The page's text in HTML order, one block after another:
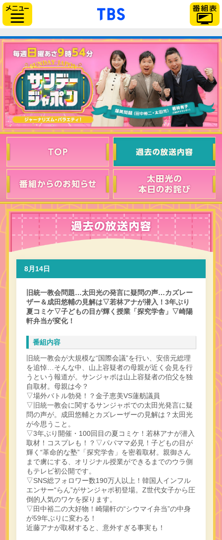
「TBSテレビ」トップ
8月14日
旧統一教会問題…太田光の発言に疑問の声…カズレー
ザー＆成田悠輔の見解は▽若林アナが潜入！3年ぶり
夏コミケ▽子どもの目が輝く授業「探究学舎」▽崎陽
軒弁当が変化！
番組内容
旧統一教会が大規模な“国際会議”を行い、安倍元総理
を追悼…そんな中、山上容疑者の母親が近く会見を行
うという報道が。サンジャポは山上容疑者の伯父を独
自取材。母親は今？
▽場外バトル勃発！？金子恵美VS蓮舫議員
▽旧統一教会に関するサンジャポでの太田光発言に疑
問の声が。成田悠輔とカズレーザーの見解は？太田光
が今思うこと。
▽3年ぶり開催・100回目の夏コミケ！若林アナが潜入
取材！コスプレも！？▽パパママ必見！子どもの目が
輝く“革命的な塾”「探究学舎」を密着取材。親御さん
まで虜にする、オリジナル授業ができるまでのウラ側
もテレビ初公開です。
▽SNS総フォロワー数190万人以上！韓国人インフル
エンサー“らん”がサンジャポ初登場。Z世代女子から圧
倒的人気のワケを探ります。
▽田中裕二の大好物！崎陽軒の“シウマイ弁当”の中身
が59年ぶりに変わる！
近藤アナが取材すると、意外すぎる事実も！